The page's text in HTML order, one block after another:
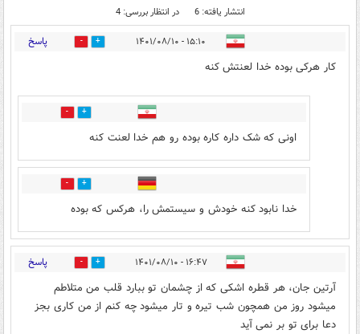
انتشار یافته: 6 در انتظار بررسی: 4
۱۵:۱۰ - ۱۴۰۱/۰۸/۱۰ 28 پاسخ
کار هرکی بوده خدا لعنتش کنه
11
اونی که شک داره کاره بوده رو هم خدا لعنت کنه
22
خدا نابود كنه خودش و سيستمش را، هركس كه بوده
۱۶:۴۷ - ۱۴۰۱/۰۸/۱۰ 12 پاسخ
آرتین جان، هر قطره اشکی که از چشمان تو ببارد قلب من متلاطم
میشود روز من همچون شب تیره و تار میشود چه کنم از من کاری بجز
دعا برای تو بر نمی آید